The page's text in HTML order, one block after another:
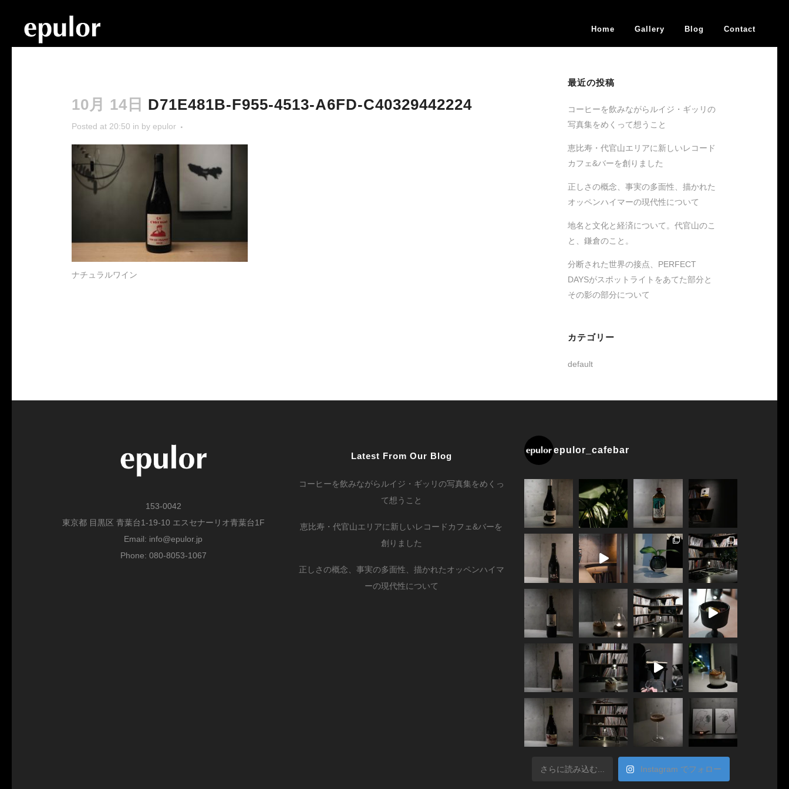
Home Gallery Blog Contact
10月 14日 D71E481B-F955-4513-A6FD-C40329442224
Posted at 20:50 in by epulor
ナチュラルワイン
最近の投稿
コーヒーを飲みながらルイジ・ギッリの
写真集をめくって想うこと
恵比寿・代官山エリアに新しいレコード
カフェ&バーを創りました
正しさの概念、事実の多面性、描かれた
オッペンハイマーの現代性について
地名と文化と経済について。代官山のこ
と、鎌倉のこと。
分断された世界の接点、PERFECT
DAYSがスポットライトをあてた部分と
その影の部分について
カテゴリー
default
153-0042
東京都 目黒区 青葉台1-19-10 エスセナーリオ青葉台1F
Email: info@epulor.jp
Phone: 080-8053-1067
Latest From Our Blog
コーヒーを飲みながらルイジ・ギッリの写真集をめくっ
て想うこと
恵比寿・代官山エリアに新しいレコードカフェ&バーを
創りました
正しさの概念、事実の多面性、描かれたオッペンハイマ
ーの現代性について
epulor_cafebar
さらに読み込む... Instagram でフォロー